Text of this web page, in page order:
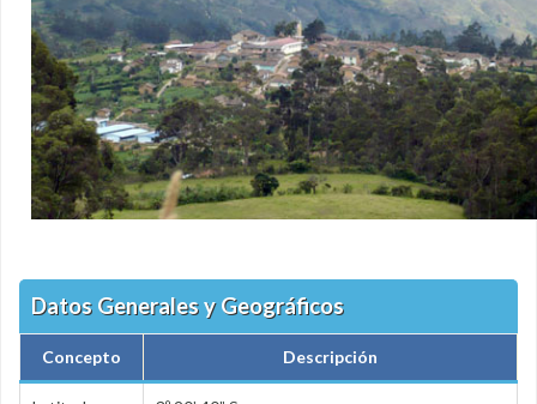
Datos Generales y Geográficos
Concepto Descripción